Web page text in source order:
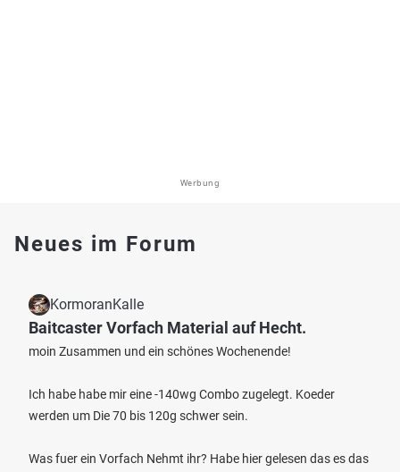
Werbung
Neues im Forum
KormoranKalle
Baitcaster Vorfach Material auf Hecht.
moin Zusammen und ein schönes Wochenende!
Ich habe habe mir eine -140wg Combo zugelegt. Koeder
werden um Die 70 bis 120g schwer sein.
Was fuer ein Vorfach Nehmt ihr? Habe hier gelesen das es das